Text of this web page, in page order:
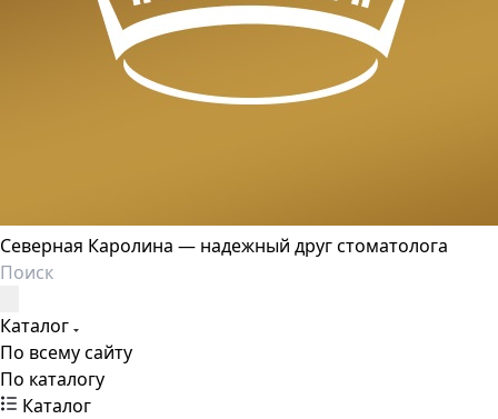
Северная Каролина — надежный друг стоматолога
Каталог
По всему сайту
По каталогу
Каталог